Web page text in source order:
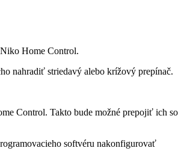
Home Control.
nahradiť striedavý alebo krížový prepínač.
Control. Takto bude možné prepojiť ich so
softvéru nakonfigurovať